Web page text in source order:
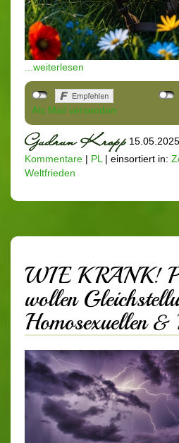
...weiterlesen
Als Mail versenden
Kommentare | PL | einsortiert in:
Weltfrieden
WIE KRANK!
wollen
Homosexuellen &